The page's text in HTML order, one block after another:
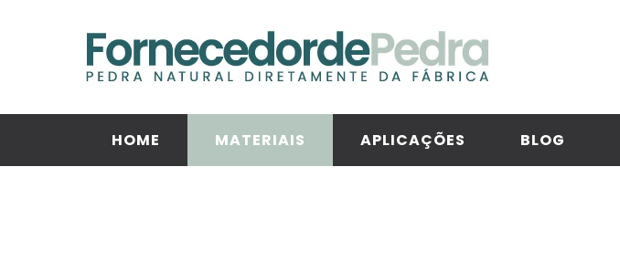
HOME MATERIAIS APLICAÇÕES BLOG